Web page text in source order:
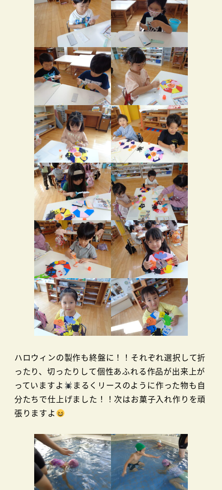
ハロウィンの製作も終盤に！！それぞれ選択して折
ったり、切ったりして個性あふれる作品が出来上が
っていますよ
まるくリースのように作った物も自
分たちで仕上げました！！次はお菓子入れ作りを頑
張りますよ